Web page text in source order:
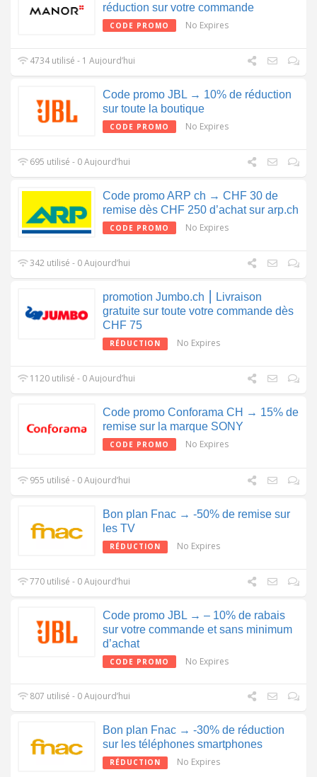
réduction sur votre commande
CODE PROMO No Expires
4734 utilisé - 1 Aujourd’hui
Code promo JBL → 10% de réduction
sur toute la boutique
CODE PROMO No Expires
695 utilisé - 0 Aujourd’hui
Code promo ARP ch → CHF 30 de
remise dès CHF 250 d’achat sur arp.ch
CODE PROMO No Expires
342 utilisé - 0 Aujourd’hui
promotion Jumbo.ch ⎮ Livraison
gratuite sur toute votre commande dès
CHF 75
RÉDUCTION No Expires
1120 utilisé - 0 Aujourd’hui
Code promo Conforama CH → 15% de
remise sur la marque SONY
CODE PROMO No Expires
955 utilisé - 0 Aujourd’hui
Bon plan Fnac → -50% de remise sur
les TV
RÉDUCTION No Expires
770 utilisé - 0 Aujourd’hui
Code promo JBL → – 10% de rabais
sur votre commande et sans minimum
d’achat
CODE PROMO No Expires
807 utilisé - 0 Aujourd’hui
Bon plan Fnac → -30% de réduction
sur les téléphones smartphones
RÉDUCTION No Expires